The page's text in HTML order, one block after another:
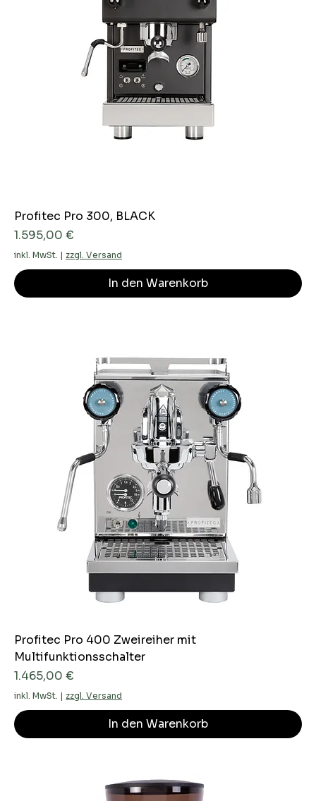
Profitec Pro 300, BLACK
Preis
1.595,00 €
inkl. MwSt. | zzgl. Versand
In den Warenkorb
Profitec Pro 400 Zweireiher mit
Multifunktionsschalter
Preis
1.465,00 €
inkl. MwSt. | zzgl. Versand
In den Warenkorb